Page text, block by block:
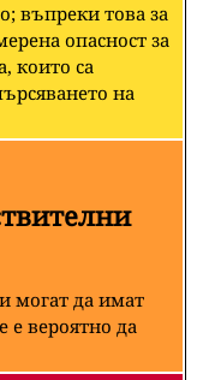
въпреки това за
опасност за
които са
на
могат да имат
е вероятно да